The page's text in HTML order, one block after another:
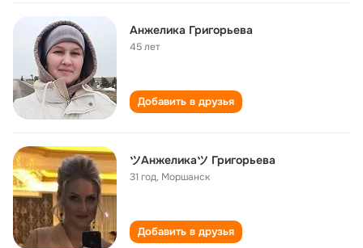
Анжелика Григорьева
45 лет
Добавить в друзья
ツАнжеликаツ Григорьева
31 год, Моршанск
Добавить в друзья